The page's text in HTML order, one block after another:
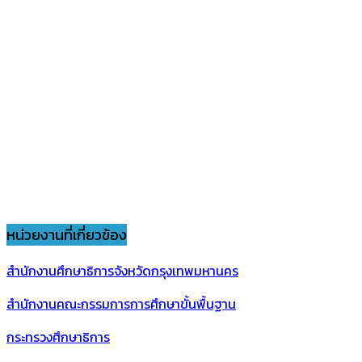
หน่วยงานที่เกี่ยวข้อง
สำนักงานศึกษาธิการจังหวัดกรุงเทพมหานคร
สำนักงานคณะกรรมการการศึกษาขั้นพื้นฐาน
กระทรวงศึกษาธิการ